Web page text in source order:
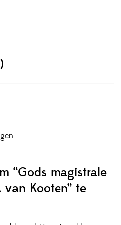
“Gods magistrale
van Kooten” te